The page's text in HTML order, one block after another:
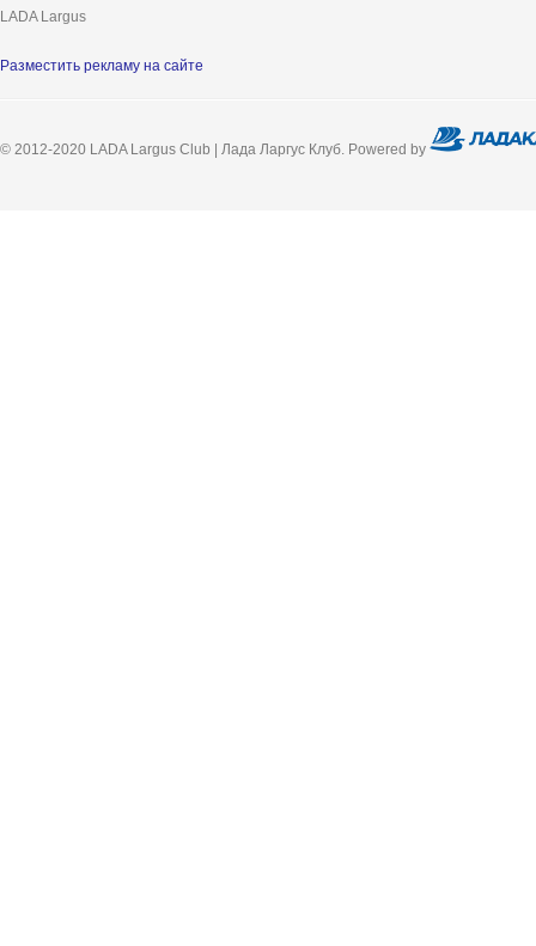
LADA Largus
Разместить рекламу на сайте
© 2012-2020 LADA Largus Club | Лада Ларгус Клуб. Powered by